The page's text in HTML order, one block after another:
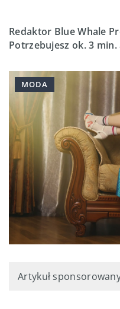
Redaktor Blue Whale
Potrzebujesz ok. 3
MODA
Artykuł